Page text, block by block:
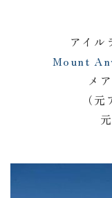
アイル
Mount
メ
（